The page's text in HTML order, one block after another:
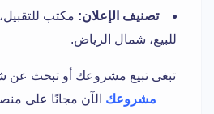
تصنيف الإعلان: مكتب
للبيع، شمال الرياض.
تبغى تبيع مشروعك أو تبحث عن
مشروعك الآن مجانًا على